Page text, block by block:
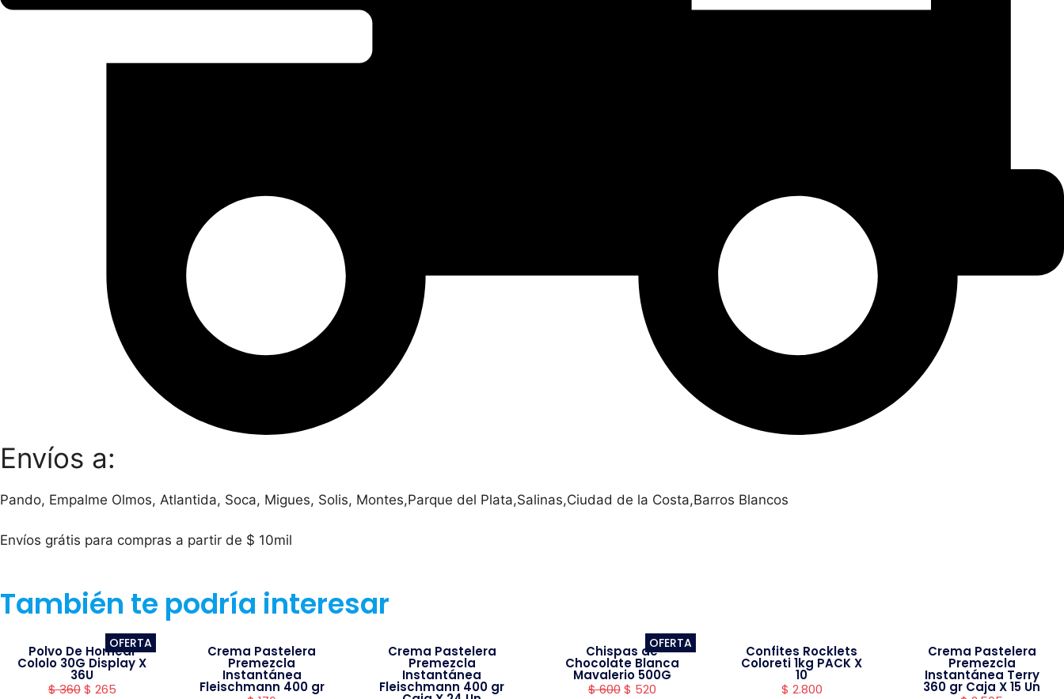
Envíos a:
Pando, Empalme Olmos, Atlantida, Soca, Migues, Solis, Montes,Parque del Plata,Salinas,Ciudad de la Costa,Barros Blancos
Envíos grátis para compras a partir de $ 10mil
También te podría interesar
OFERTA
Polvo De Hornear
Cololo 30G Display X
36U
$360 $ 265
Crema Pastelera
Premezcla
Instantánea
Fleischmann 400 gr
Crema Pastelera
Premezcla
Instantánea
Fleischmann 400 gr
OFERTA
Chispas de
Chocolate Blanca
Mavalerio 500G
$600 $ 520
Confites Rocklets
Coloreti 1kg PACK X
10
$ 2.800
Crema Pastelera
Premezcla
Instantánea Terry
360 gr Caja X 15 Un